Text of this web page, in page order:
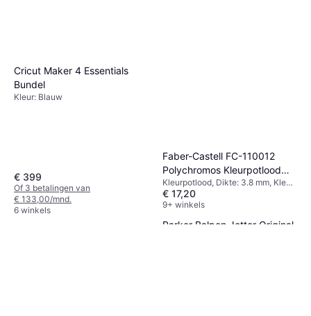
Parker Balpen Jotter Original
Cricut Maker 4 Essentials
Bundel
Kleur: Blauw
€ 399
Of 3 betalingen van
€ 133,00/mnd.
6 winkels
Faber-Castell FC-110012
Polychromos Kleurpotlood
Set
Kleurpotlood, Dikte: 3.8 mm, Kleur:
Multikleur
€ 17,20
9+ winkels